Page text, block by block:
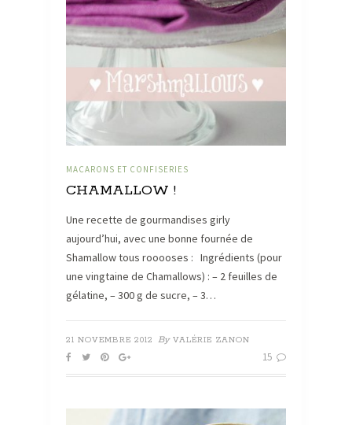
MACARONS ET CONFISERIES
CHAMALLOW !
Une recette de gourmandises girly
aujourd’hui, avec une bonne fournée de
Shamallow tous rooooses : Ingrédients (pour
une vingtaine de Chamallows) : – 2 feuilles de
gélatine, – 300 g de sucre, – 3…
21 NOVEMBRE 2012 By VALÉRIE ZANON
15